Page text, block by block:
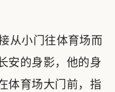
从小门往体育场而
安的身影，他的身
体育场大门前，指